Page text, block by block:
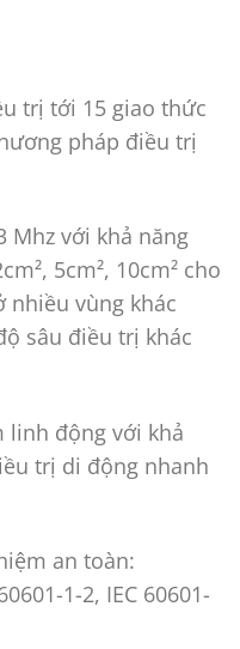
trị tới 15 giao thức
pháp điều trị
Mhz với khả năng
5cm², 10cm² cho
nhiều vùng khác
sâu điều trị khác
linh động với khả
trị di động nhanh
an toàn:
1-2, IEC 60601-